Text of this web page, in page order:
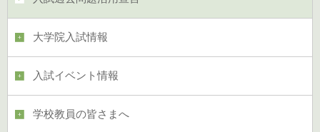
大学院入試情報
入試イベント情報
学校教員の皆さまへ